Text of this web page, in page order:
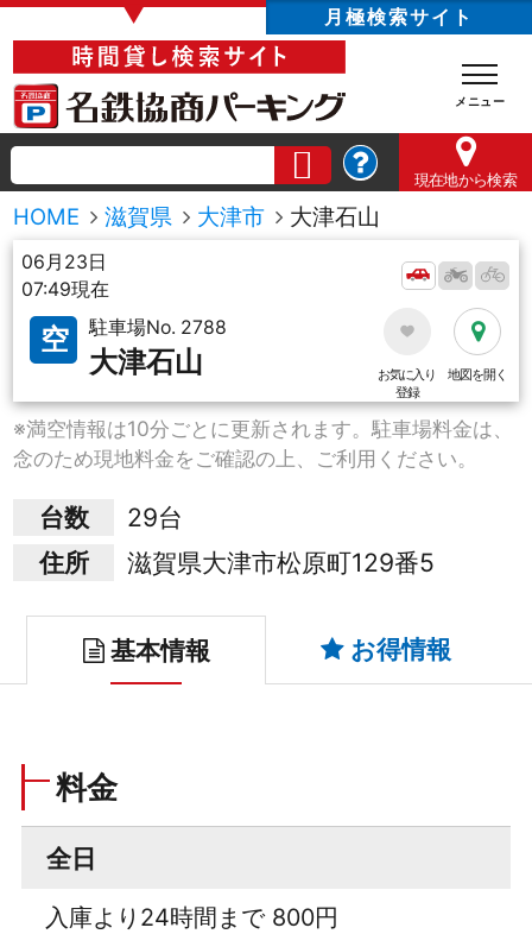
▼ 月極検索サイト
現在地から検索
HOME 滋賀県 大津市 大津石山
06月23日
07:49現在
空 駐車場No. 2788
大津石山
お気に入り
登録
地図を開く
※満空情報は10分ごとに更新されます。駐車場料金は、
念のため現地料金をご確認の上、ご利用ください。
台数
29台
住所
滋賀県大津市松原町129番5
基本情報 お得情報
料金
全日
入庫より24時間まで 800円